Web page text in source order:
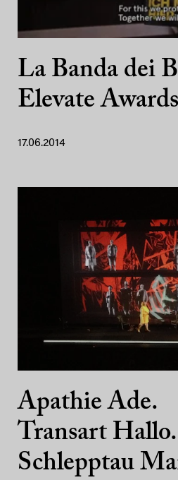
La Banda dei
Elevate
17.06.2014
Apathie Ade.
Transart
Schlepptau